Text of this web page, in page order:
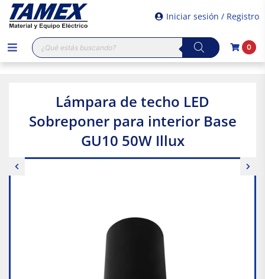
Iniciar sesión / Registro
Búsqueda
de
productos
0
Lámpara de techo LED
Sobreponer para interior Base
GU10 50W Illux